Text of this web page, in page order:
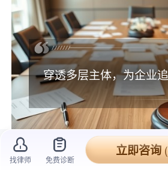
穿透多层主体，为企业
找律师 免费诊断
立即咨询